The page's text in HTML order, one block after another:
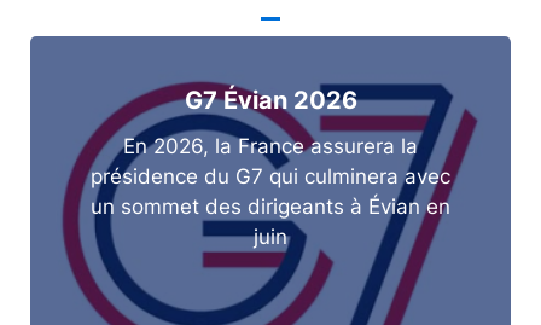
G7 Évian 2026
En 2026, la France assurera la
présidence du G7 qui culminera avec
un sommet des dirigeants à Évian en
juin